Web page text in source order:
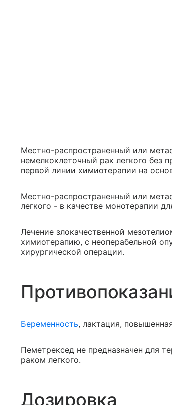
Местно-распространенный или
немелкоклеточный рак легкого без
первой линии химиотерапии на
Местно-распространенный или
легкого - в качестве монотерапии
Лечение злокачественной
химиотерапию, с неоперабельной
хирургической операции.
Беременность, лактация,
Пеметрексед не предназначен для
раком легкого.
Дозировка